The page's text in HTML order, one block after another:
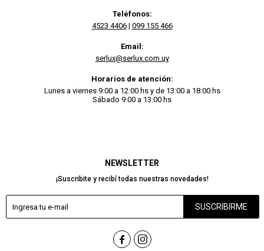
NEWSLETTER
¡Suscribite y recibí todas nuestras novedades!
SUSCRIBIRME
 
Teléfonos:
4523 4406| 099 155 466
Email:
serlux@serlux.com.uy
Horarios de atención:
Lunes a viernes 9:00 a 12:00 hs y de 13:00 a 18:00 hs
Sábado 9:00 a 13:00 hs